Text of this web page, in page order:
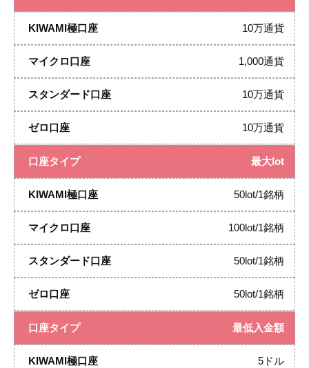
10万通貨
1,000通貨
10万通貨
10万通貨
最大lot
50lot/1銘柄
100lot/1銘柄
50lot/1銘柄
50lot/1銘柄
最低入金額
5ドル